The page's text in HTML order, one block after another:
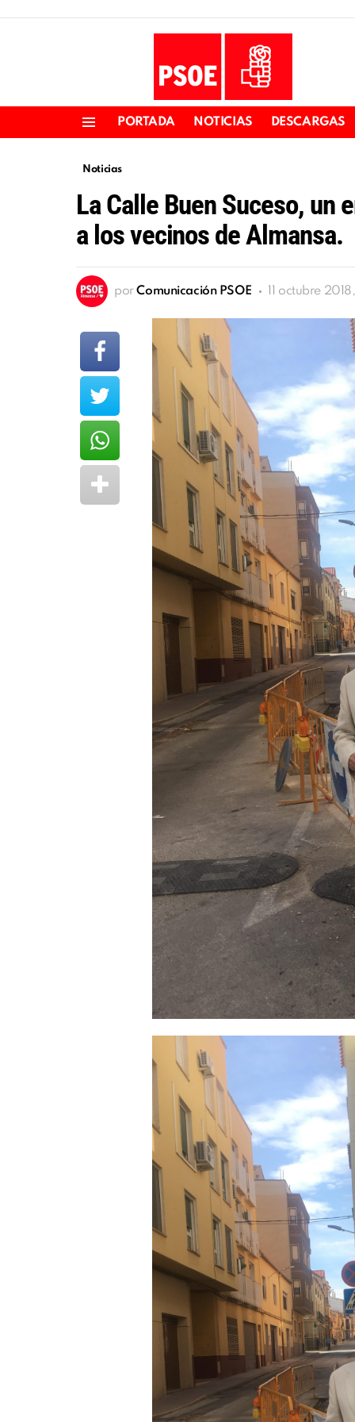
PORTADA NOTICIAS DESCARGAS
Noticias
La Calle Buen Suceso, un
a los vecinos de Almansa.
por Comunicación PSOE 11 octubre